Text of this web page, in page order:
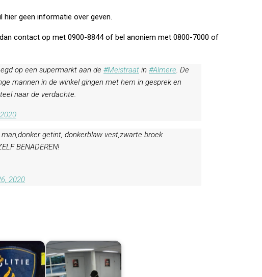
hier geen informatie over geven.
contact op met 0900-8844 of bel anoniem met 0800-7000 of
op een supermarkt aan de #Meistraat in #Almere. De
mannen in de winkel gingen met hem in gesprek en
naar de verdachte.
getint, donkerblaw vest,zwarte broek
BENADEREN!
2020